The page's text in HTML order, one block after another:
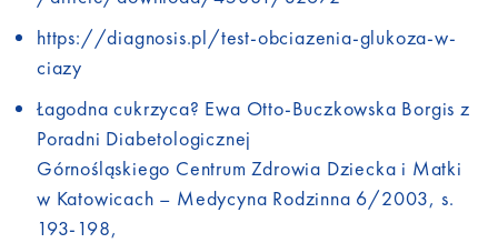
https://diagnosis.pl/test-obciazenia-glukoza-w-
ciazy
Łagodna cukrzyca? Ewa Otto-Buczkowska Borgis z
Poradni Diabetologicznej
Górnośląskiego Centrum Zdrowia Dziecka i Matki
w Katowicach – Medycyna Rodzinna 6/2003, s.
193-198,